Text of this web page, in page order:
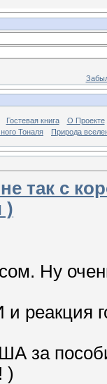
Гостевая книга
О Проекте
Тоналя
Природа
так с
)
Ну
реакция
за
)